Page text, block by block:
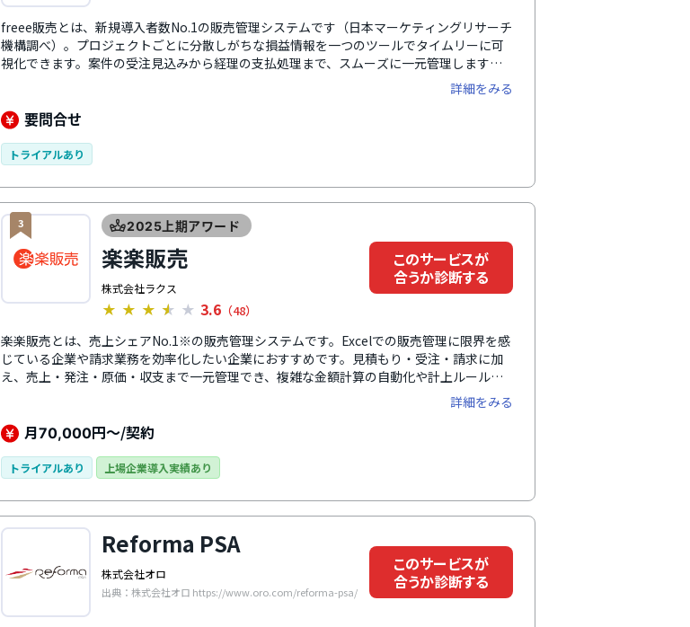
freee販売とは、新規導入者数No.1の販売管理システムです（日本マーケティングリサーチ
機構調べ）。プロジェクトごとに分散しがちな損益情報を一つのツールでタイムリーに可
視化できます。案件の受注見込みから経理の支払処理まで、スムーズに一元管理します。
これにより、煩雑な業務フローが効率化され、業務負担を減らしつつ成果を最大化できま
す。業務プロセスをシンプルにつなげることで、部門間の連携を強化。コミュニケーショ
ンを最小限にスピード感ある経営を実現します。さらに、人件費を換算し、コスト削減に
貢献します。
詳細をみる
要問合せ
トライアルあり
3 2025上期アワード
楽楽販売
株式会社ラクス
★ ★ ★ ★ ★ 3.6 （48）
このサービスが
合うか診断する
楽楽販売とは、売上シェアNo.1※の販売管理システムです。Excelでの販売管理に限界を感
じている企業や請求業務を効率化したい企業におすすめです。見積もり・受注・請求に加
え、売上・発注・原価・収支まで一元管理でき、複雑な金額計算の自動化や計上ルールに
も柔軟に対応します。さらに、案件・プロジェクト別の収支も可視化できるため、販売管
理業務全体の効率化と収支管理の強化につながります。※デロイト トーマツ ミック経済研
究所「クラウド型販売管理システムの市場の実態と展望」（ミックITリポート2025年2月
号：https://mic-r.co.jp/micit/2025/）より
詳細をみる
月70,000円～/契約
トライアルあり 上場企業導入実績あり
Reforma PSA
株式会社オロ
出典：株式会社オロ https://www.oro.com/reforma-psa/
このサービスが
合うか診断する